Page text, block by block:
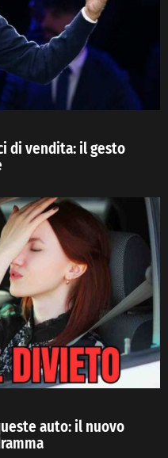
di vendita: il gesto
auto: il nuovo